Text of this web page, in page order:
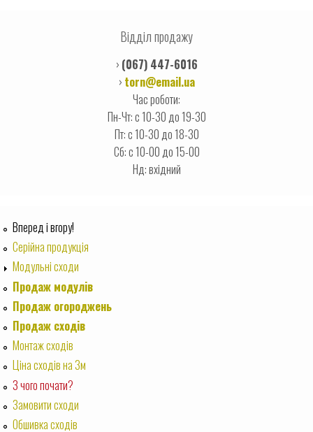
Відділ продажу
› (067) 447-6016
› torn@email.ua
Час роботи:
Пн-Чт: с 10-30 до 19-30
Пт: с 10-30 до 18-30
Сб: с 10-00 до 15-00
Нд: вхідний
Вперед i вгору!
Серійна продукція
Модульні сходи
Продаж модулів
Продаж огороджень
Продаж сходів
Монтаж сходів
Ціна сходів на 3м
З чого почати?
Замовити сходи
Обшивка сходів